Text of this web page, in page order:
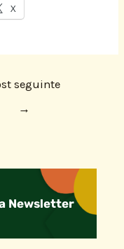
X
seguinte
→
Newsletter